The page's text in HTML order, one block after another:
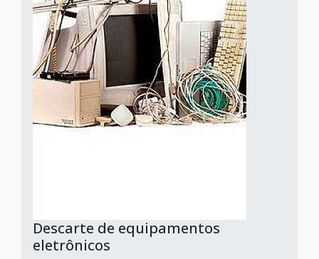
Descarte de equipamentos
eletrônicos